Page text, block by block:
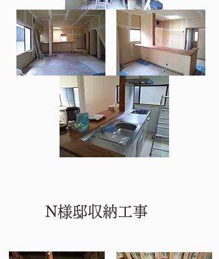
​N様邸収納工事